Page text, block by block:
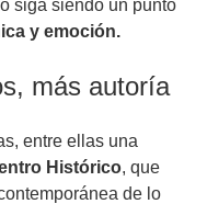
siga siendo un punto
y emoción.
más autoría
entre ellas una
Histórico, que
de lo